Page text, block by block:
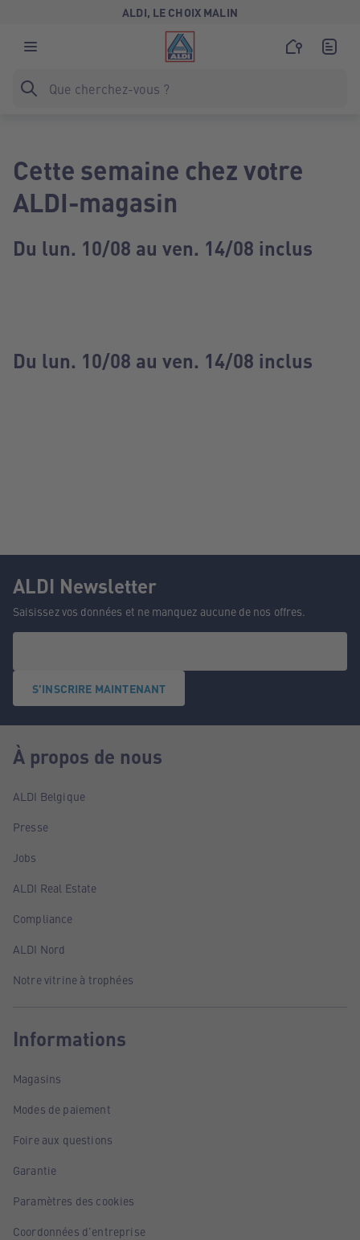
ALDI, LE CHOIX MALIN
Cette semaine chez votre
ALDI-magasin
Du lun. 10/08 au ven. 14/08 inclus
Du lun. 10/08 au ven. 14/08 inclus
ALDI Newsletter
Saisissez vos données et ne manquez aucune de nos offres.
S'INSCRIRE MAINTENANT
À propos de nous
ALDI Belgique
Presse
Jobs
ALDI Real Estate
Compliance
ALDI Nord
Notre vitrine à trophées
Informations
Magasins
Modes de paiement
Foire aux questions
Garantie
Paramètres des cookies
Coordonnées d'entreprise